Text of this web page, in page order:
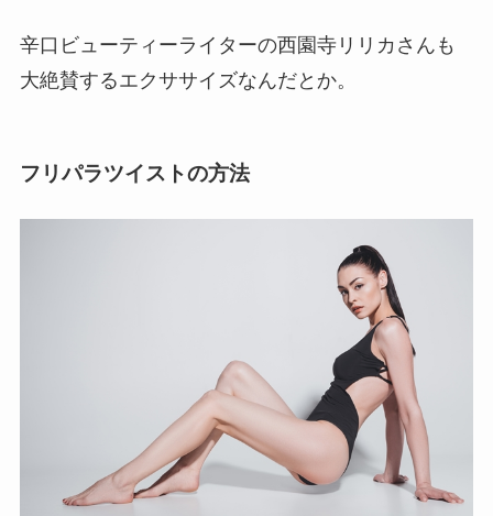
辛口ビューティーライターの西園寺リリカさんも
大絶賛するエクササイズなんだとか。
フリパラツイストの方法